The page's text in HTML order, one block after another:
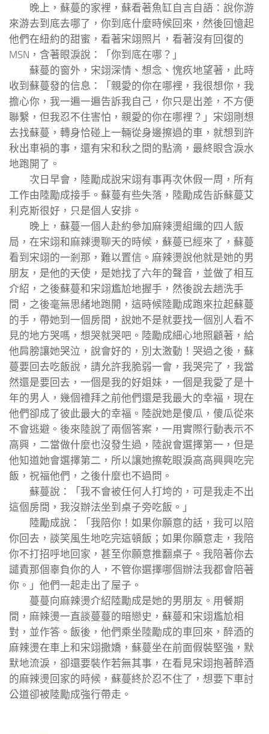
晚上，蘇蔓的家裡，蘇看著魚缸自言自語：說你游
來游去到底去哪了，你到底什麼時候回來，然後回憶起
他們在紐約的甜蜜，看著宋翊照片，看著沒有回復的
MSN，含著眼淚說：「你到底在哪？」
蘇蔓的窗外，宋翊深情、想念、愧疚地望著，此時
收到蘇蔓發的信息：「親愛的你在哪裡，我很想你，我
擔心你，我一遍一遍告訴我自己，你只是出差，不方便
聯繫，但我忍不住害怕，親愛的你在哪裡？」宋翊剛想
去找蘇蔓，轉身恰碰上一輛從身邊擦過的車，就想到許
秋出車禍的事，還有宋和秋之間的點滴，最終眼含淚水
地跑開了。
次日早會，陸勵成說宋翊有事再次休假一周，所有
工作由陸勵成接手。蘇蔓有些失落，陸勵成告訴蘇蔓艾
利克斯很好，只是個人安排。
晚上，蘇蔓一個人赴約參加麻辣燙組織的四人飯
局，在宋翊和麻辣燙聊天的時候，蘇蔓已經來了，蘇蔓
看到宋翊的一剎那，難以置信。麻辣燙說他就是她的男
朋友，是他的天使，是她找了六年的聲音，並做了相互
介紹，之後蘇蔓和宋翊尷尬地握手，然後說去趟洗手
間，之後毫無思緒地跑開，這時候陸勵成跑來拉起蘇蔓
的手，帶她到一個房間，說她不是就要找一個別人看不
見的地方哭嗎，想哭就哭吧。陸勵成細心地照顧著，給
他肩膀讓她哭泣，說會好的，別太激動！哭過之後，蘇
蔓要回去吃飯說，請允許我脆弱一會，我哭完了，我當
然還是要回去，一個是我的好姐妹，一個是我愛了是十
年的男人，幾個禮拜之前他們還是我最大的幸福，現在
他們卻成了彼此最大的幸福。陸說她是傻瓜，傻瓜從來
不會逃避。後來陸說了兩個答案，一用實際行動表示不
高興，二當做什麼也沒發生過，陸說會選擇第一，但是
他知道她會選擇第二，所以讓她擦乾眼淚高高興興吃完
飯，祝福他們，之後什麼也不過問。
蘇蔓說：「我不會被任何人打垮的，可是我走不出
這個房間，我沒辦法坐到桌子旁吃飯。」
陸勵成說：「我陪你！如果你願意的話，我可以陪
你回去，談笑風生地吃完這頓飯；如果你願意走，我陪
你不打招呼地回家，甚至你願意推翻桌子。我陪著你去
譴責那個辜負你的人，不管你選擇哪個辦法我都會陪著
你。」他們一起走出了屋子。
蔓蔓向麻辣燙介紹陸勵成是她的男朋友。用餐期
間，麻辣燙一直談蔓蔓的暗戀史，蘇蔓和宋翊尷尬相
對，並作答。飯後，他們乘坐陸勵成的車回來，醉酒的
麻辣燙在車上和宋翊撒嬌，蘇蔓坐在前面假裝堅強，默
默地流淚，卻還要裝作若無其事，在看見宋翊抱著醉酒
的麻辣燙回家的時候，蘇蔓終於忍不住了，想要下車討
公道卻被陸勵成強行帶走。